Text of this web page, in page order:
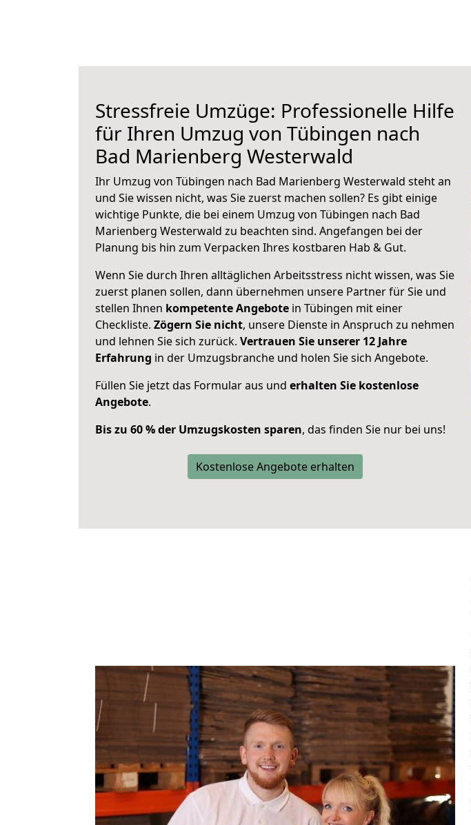
Stressfreie Umzüge: Professionelle Hilfe
für Ihren Umzug von Tübingen nach
Bad Marienberg Westerwald
Ihr Umzug von Tübingen nach Bad Marienberg Westerwald steht an
und Sie wissen nicht, was Sie zuerst machen sollen? Es gibt einige
wichtige Punkte, die bei einem Umzug von Tübingen nach Bad
Marienberg Westerwald zu beachten sind. Angefangen bei der
Planung bis hin zum Verpacken Ihres kostbaren Hab & Gut.
Wenn Sie durch Ihren alltäglichen Arbeitsstress nicht wissen, was Sie
zuerst planen sollen, dann übernehmen unsere Partner für Sie und
stellen Ihnen kompetente Angebote in Tübingen mit einer
Checkliste. Zögern Sie nicht, unsere Dienste in Anspruch zu nehmen
und lehnen Sie sich zurück. Vertrauen Sie unserer 12 Jahre
Erfahrung in der Umzugsbranche und holen Sie sich Angebote.
Füllen Sie jetzt das Formular aus und erhalten Sie kostenlose
Angebote.
Bis zu 60 % der Umzugskosten sparen, das finden Sie nur bei uns!
Kostenlose Angebote erhalten